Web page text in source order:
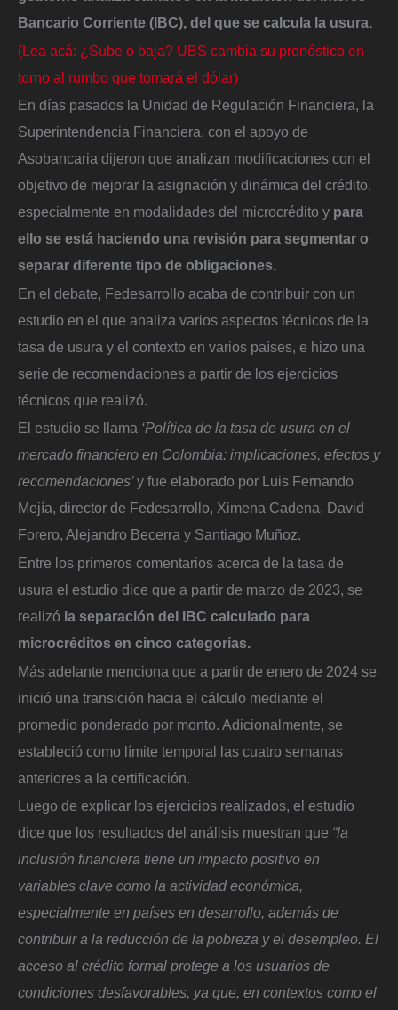
Bancario Corriente (IBC), del que se calcula la usura.
(Lea acá: ¿Sube o baja? UBS cambia su pronóstico en
torno al rumbo que tomará el dólar)
En días pasados la Unidad de Regulación Financiera, la
Superintendencia Financiera, con el apoyo de
Asobancaria dijeron que analizan modificaciones con el
objetivo de mejorar la asignación y dinámica del crédito,
especialmente en modalidades del microcrédito y para
ello se está haciendo una revisión para segmentar o
separar diferente tipo de obligaciones.
En el debate, Fedesarrollo acaba de contribuir con un
estudio en el que analiza varios aspectos técnicos de la
tasa de usura y el contexto en varios países, e hizo una
serie de recomendaciones a partir de los ejercicios
técnicos que realizó.
El estudio se llama ‘Política de la tasa de usura en el
mercado financiero en Colombia: implicaciones, efectos y
recomendaciones’y fue elaborado por Luis Fernando
Mejía, director de Fedesarrollo, Ximena Cadena, David
Forero, Alejandro Becerra y Santiago Muñoz.
Entre los primeros comentarios acerca de la tasa de
usura el estudio dice que a partir de marzo de 2023, se
realizó la separación del IBC calculado para
microcréditos en cinco categorías.
Más adelante menciona que a partir de enero de 2024 se
inició una transición hacia el cálculo mediante el
promedio ponderado por monto. Adicionalmente, se
estableció como límite temporal las cuatro semanas
anteriores a la certificación.
Luego de explicar los ejercicios realizados, el estudio
dice que los resultados del análisis muestran que “la
inclusión financiera tiene un impacto positivo en
variables clave como la actividad económica,
especialmente en países en desarrollo, además de
contribuir a la reducción de la pobreza y el desempleo. El
acceso al crédito formal protege a los usuarios de
condiciones desfavorables, ya que, en contextos como el